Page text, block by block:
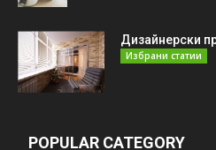
Дизайнерски
Избрани статии
POPULAR CATEGORY